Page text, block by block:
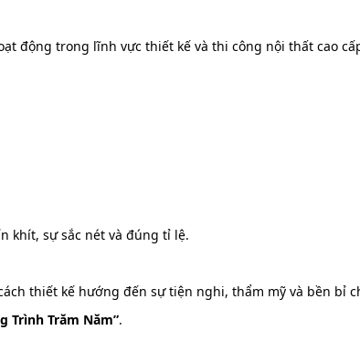
động trong lĩnh vực thiết kế và thi công nội thất cao
khít, sự sắc nét và đúng tỉ lệ.
thiết kế hướng đến sự tiện nghi, thẩm mỹ và bền bỉ
Trình Trăm Năm”.